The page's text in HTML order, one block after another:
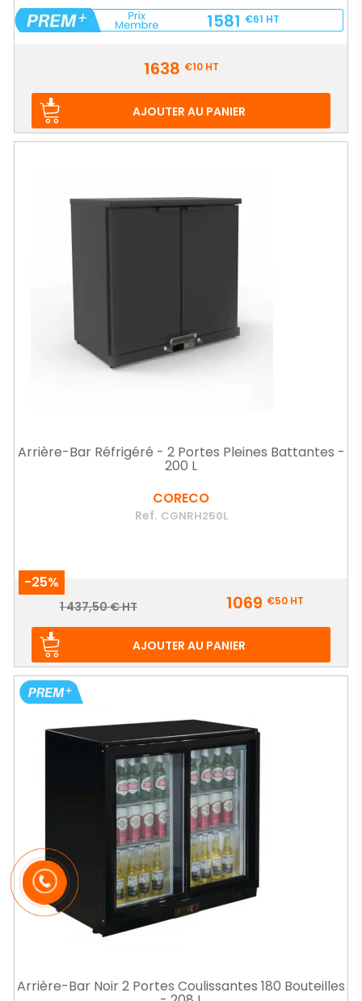
1581 €61 HT
1638 €10HT
AJOUTER AU PANIER
Arrière-Bar Réfrigéré - 2 Portes Pleines Battantes -
200 L
CORECO
Ref. CGNRH250L
-25%
Prix
Prix
1 437,50 € HT 1069 €50 HT
AJOUTER AU PANIER
Arrière-Bar Noir 2 Portes Coulissantes 180 Bouteilles